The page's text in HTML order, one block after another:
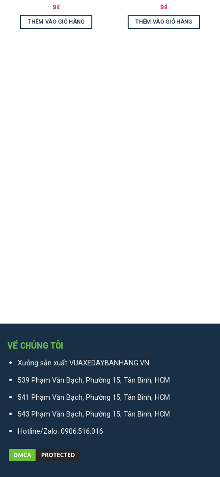
9₫
THÊM VÀO GIỎ HÀNG
9₫
THÊM VÀO GIỎ HÀNG
VỀ CHÚNG TÔI
Xưởng sản xuất VUAXEDAYBANHANG.VN
539 Phạm Văn Bạch, Phường 15, Tân Bình, HCM
541 Phạm Văn Bạch, Phường 15, Tân Bình, HCM
543 Phạm Văn Bạch, Phường 15, Tân Bình, HCM
Hotline/Zalo: 0906.516.016